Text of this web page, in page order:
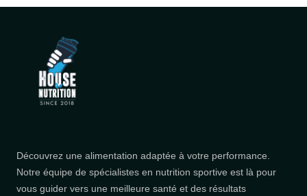
Découvrez une alimentation adaptée à votre performance.
Notre équipe de spécialistes en nutrition sportive est là pour
vous guider vers une meilleure santé et des résultats